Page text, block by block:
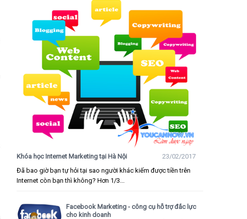
Khóa học Internet Marketing tại Hà Nội
23/02/2017
Đã bao giờ bạn tự hỏi tại sao người khác kiếm được tiền trên
Internet còn bạn thì không? Hơn 1/3...
Facebook Marketing - công cụ hỗ trợ đắc lực
cho kinh doanh